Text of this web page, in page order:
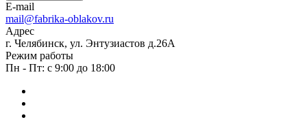
E-mail
mail@fabrika-oblakov.ru
Адрес
г. Челябинск, ул. Энтузиастов д.26А
Режим работы
Пн - Пт: с 9:00 до 18:00